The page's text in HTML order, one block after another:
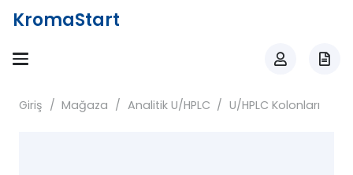
KromaStart
Giriş / Mağaza / Analitik U/HPLC / U/HPLC Kolonları